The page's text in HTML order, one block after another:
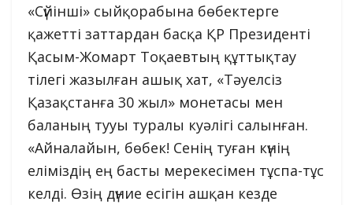
«Сүйінші» сыйқорабына бөбектерге
қажетті заттардан басқа ҚР Президенті
Қасым-Жомарт Тоқаевтың құттықтау
тілегі жазылған ашық хат, «Тәуелсіз
Қазақстанға 30 жыл» монетасы мен
баланың тууы туралы куәлігі салынған.
«Айналайын, бөбек! Сенің туған күнің
еліміздің ең басты мерекесімен тұспа-тұс
келді. Өзің дүние есігін ашқан кезде